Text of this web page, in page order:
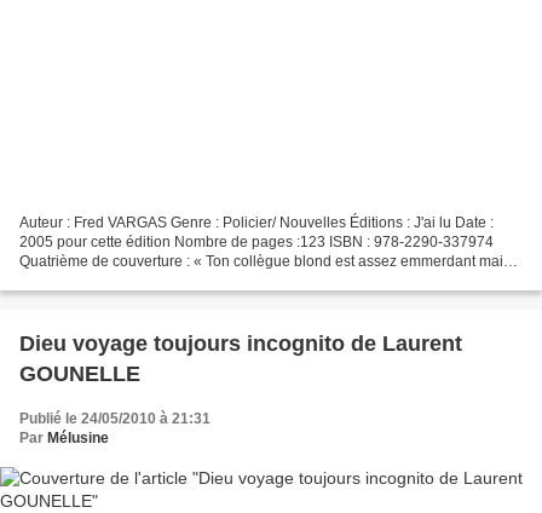
Auteur : Fred VARGAS Genre : Policier/ Nouvelles Éditions : J'ai lu Date :
2005 pour cette édition Nombre de pages :123 ISBN : 978-2290-337974
Quatrième de couverture : « Ton collègue blond est assez emmerdant mais
Dieu voyage toujours incognito de Laurent
GOUNELLE
Publié le 24/05/2010 à 21:31
Par Mélusine